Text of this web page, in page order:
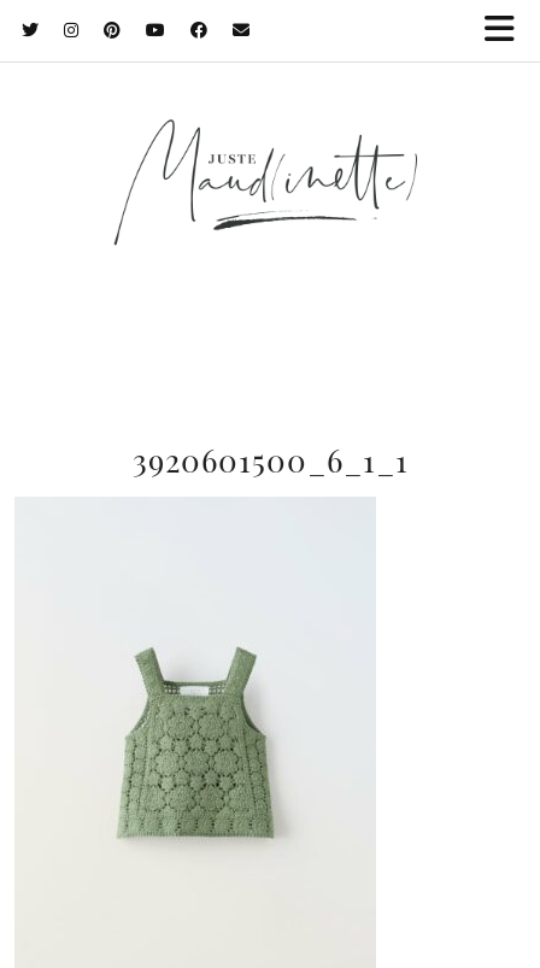
3920601500_6_1_1